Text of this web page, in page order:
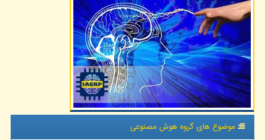
موضوع های گروه هوش مصنوعی